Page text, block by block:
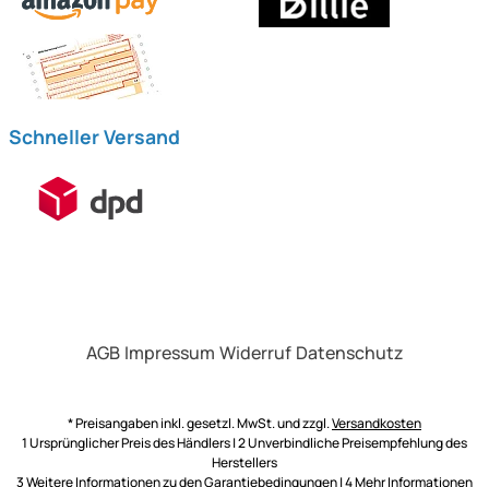
Schneller Versand
AGB Impressum Widerruf Datenschutz
* Preisangaben inkl. gesetzl. MwSt. und zzgl.Versandkosten
1 Ursprünglicher Preis des Händlers | 2 Unverbindliche Preisempfehlung des
Herstellers
3 Weitere Informationen zu denGarantiebedingungen| 4 Mehr Informationen